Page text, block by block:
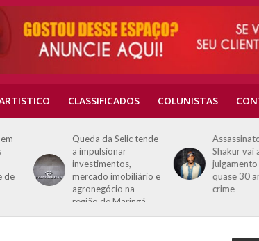
CLASSIFICADOS COLUNISTAS
e
Assassinato de Tupac
Shakur vai a
julgamento nos EUA
quase 30 anos após
crime
Acidente
Polícia
16